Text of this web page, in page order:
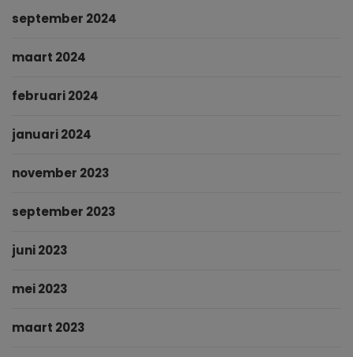
september 2024
maart 2024
februari 2024
januari 2024
november 2023
september 2023
juni 2023
mei 2023
maart 2023